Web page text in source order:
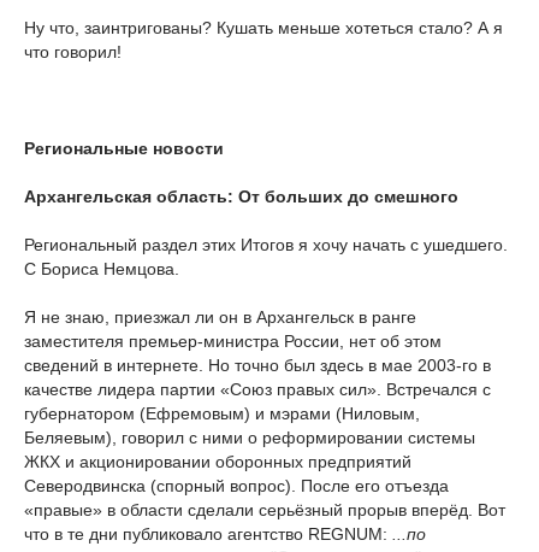
Ну что, заинтригованы? Кушать меньше хотеться стало? А я
что говорил!
Региональные новости
Архангельская область: От больших до смешного
Региональный раздел этих Итогов я хочу начать с ушедшего.
С Бориса Немцова.
Я не знаю, приезжал ли он в Архангельск в ранге
заместителя премьер-министра России, нет об этом
сведений в интернете. Но точно был здесь в мае 2003-го в
качестве лидера партии «Союз правых сил». Встречался с
губернатором (Ефремовым) и мэрами (Ниловым,
Беляевым), говорил с ними о реформировании системы
ЖКХ и акционировании оборонных предприятий
Северодвинска (спорный вопрос). После его отъезда
«правые» в области сделали серьёзный прорыв вперёд. Вот
что в те дни публиковало агентство REGNUM:
...по